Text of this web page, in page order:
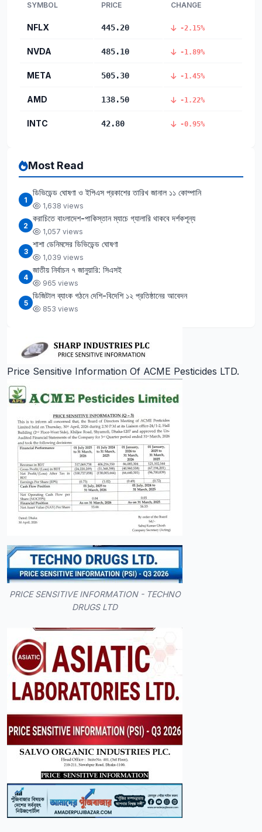
SYMBOL PRICE CHANGE
NFLX 445.20 -2.15%
NVDA 485.10 -1.89%
META 505.30 -1.45%
AMD 138.50 -1.22%
INTC 42.80 -0.95%
Most Read
1
ডিভিডেন্ড ঘোষণা ও ইপিএস প্রকাশের তারিখ জানাল ১১ কোম্পানি
1,638 views
2
করাচিতে বাংলাদেশ-পাকিস্তান ম্যাচে গ্যালারি থাকবে দর্শকশূন্য
1,057 views
3
শাশা ডেনিমসের ডিভিডেন্ড ঘোষণা
1,039 views
4
জাতীয় নির্বাচন ৭ জানুয়ারি: সিএসই
965 views
5
ডিজিটাল ব্যাংক গঠনে দেশি-বিদেশি ১২ প্রতিষ্ঠানের আবেদন
853 views
Price Sensitive Information Of ACME Pesticides LTD.
PRICE SENSITIVE INFORMATION - TECHNO
DRUGS LTD